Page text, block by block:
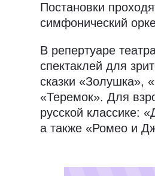
Постановки
симфонический
В репертуаре
спектаклей для
сказки «Золушка»,
«Теремок». Для
русской классике:
а также «Ромео и